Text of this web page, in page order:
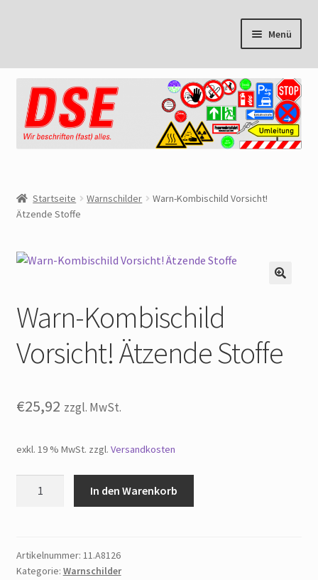
Menü
Start
Cookie Policy
Mein Konto
Kasse
AGB
Widerrufsbelehrung
Startseite Warnschilder
Warn-Kombischild Vorsicht!
Ätzende Stoffe
Warn-Kombischild
Vorsicht! Ätzende Stoffe
€25,92 zzgl. MwSt.
exkl. 19 % MwSt. zzgl. Versandkosten
Stoffe
Menge
In den Warenkorb
Artikelnummer: 11.A8126
Kategorie: Warnschilder